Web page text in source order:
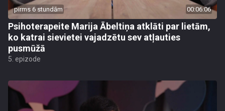
pirms 6 stundām 00:06:06
Psihoterapeite Marija Ābeltiņa atklāti par lietām,
ko katrai sievietei vajadzētu sev atļauties
pusmūžā
5. epizode